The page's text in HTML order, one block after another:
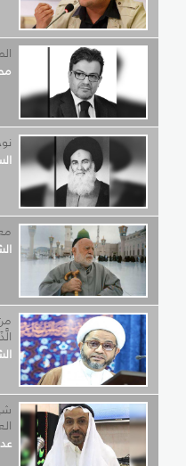
محمود
نوح
السيد
معنى
الشيخ
من
الَّذَيْنِ
الشيخ
شيخ
العلوم
عدنان